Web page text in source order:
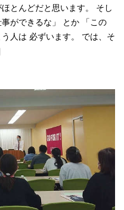
とんどだと思います。 そし
ができるな」 とか 「この
人は 必ずいます。 では、そ